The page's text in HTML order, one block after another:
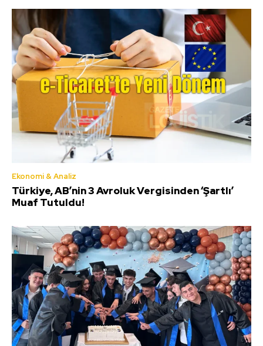
Ekonomi & Analiz
Türkiye, AB’nin 3 Avroluk Vergisinden ‘Şartlı’
Muaf Tutuldu!